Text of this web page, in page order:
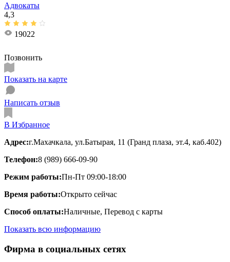
Адвокаты
4,3
19022
Позвонить
Показать на карте
Написать отзыв
В Избранное
Адрес:г.Махачкала, ул.Батырая, 11 (Гранд плаза, эт.4, каб.402)
Телефон:8 (989) 666-09-90
Режим работы:Пн-Пт 09:00-18:00
Время работы:Открыто сейчас
Способ оплаты:Наличные, Перевод с карты
Показать всю информацию
Фирма в социальных сетях